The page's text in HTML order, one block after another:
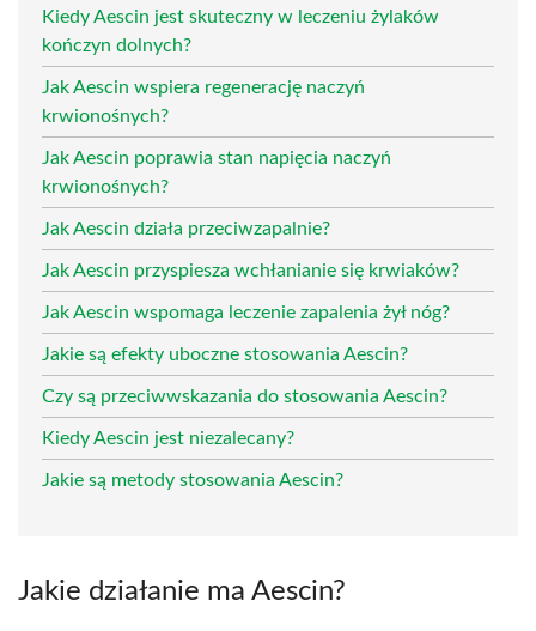
Kiedy Aescin jest skuteczny w leczeniu żylaków
kończyn dolnych?
Jak Aescin wspiera regenerację naczyń
krwionośnych?
Jak Aescin poprawia stan napięcia naczyń
krwionośnych?
Jak Aescin działa przeciwzapalnie?
Jak Aescin przyspiesza wchłanianie się krwiaków?
Jak Aescin wspomaga leczenie zapalenia żył nóg?
Jakie są efekty uboczne stosowania Aescin?
Czy są przeciwwskazania do stosowania Aescin?
Kiedy Aescin jest niezalecany?
Jakie są metody stosowania Aescin?
Jakie działanie ma Aescin?